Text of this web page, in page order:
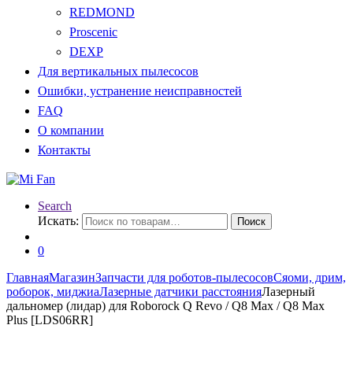
REDMOND
Proscenic
DEXP
Для вертикальных пылесосов
Ошибки, устранение неисправностей
FAQ
О компании
Контакты
Search
Искать:
Поиск
0
ГлавнаяМагазинЗапчасти для роботов-пылесосовСяоми, дрим,
роборок, миджиаЛазерные датчики расстоянияЛазерный
дальномер (лидар) для Roborock Q Revo / Q8 Max / Q8 Max
Plus [LDS06RR]